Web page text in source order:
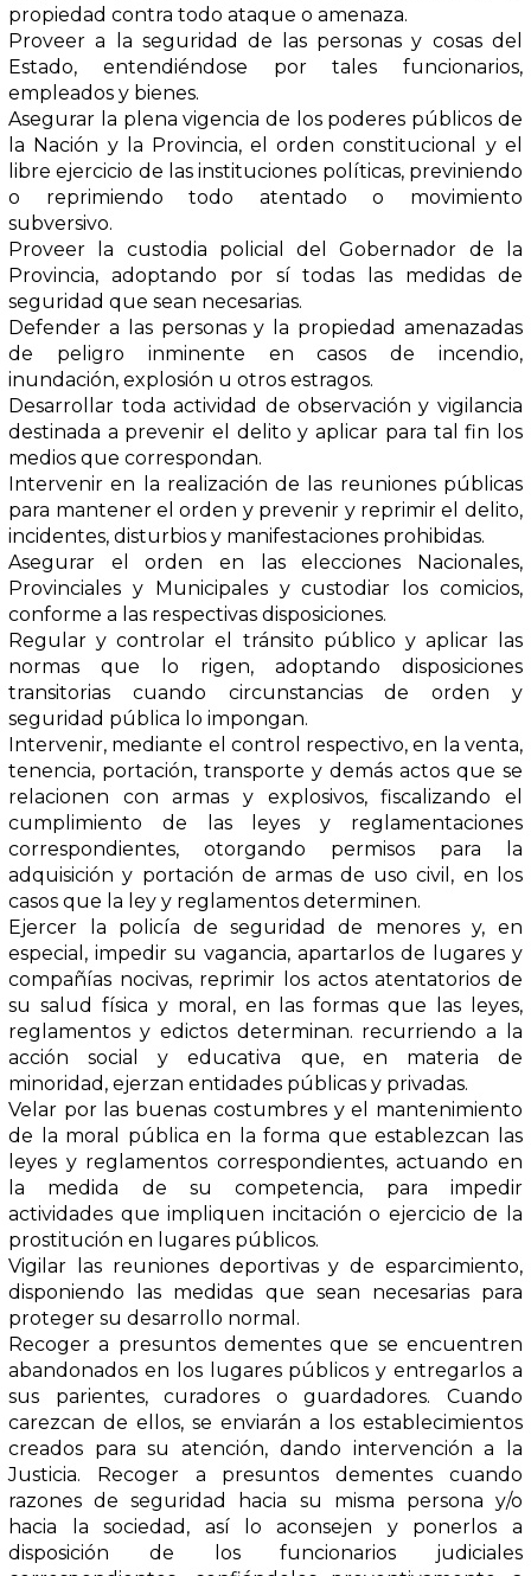
propiedad contra todo ataque o amenaza.
Proveer a la seguridad de las personas y cosas del
Estado, entendiéndose por tales funcionarios,
empleados y bienes.
Asegurar la plena vigencia de los poderes públicos de
la Nación y la Provincia, el orden constitucional y el
libre ejercicio de las instituciones políticas, previniendo
o reprimiendo todo atentado o movimiento
subversivo.
Proveer la custodia policial del Gobernador de la
Provincia, adoptando por sí todas las medidas de
seguridad que sean necesarias.
Defender a las personas y la propiedad amenazadas
de peligro inminente en casos de incendio,
inundación, explosión u otros estragos.
Desarrollar toda actividad de observación y vigilancia
destinada a prevenir el delito y aplicar para tal fin los
medios que correspondan.
Intervenir en la realización de las reuniones públicas
para mantener el orden y prevenir y reprimir el delito,
incidentes, disturbios y manifestaciones prohibidas.
Asegurar el orden en las elecciones Nacionales,
Provinciales y Municipales y custodiar los comicios,
conforme a las respectivas disposiciones.
Regular y controlar el tránsito público y aplicar las
normas que lo rigen, adoptando disposiciones
transitorias cuando circunstancias de orden y
seguridad pública lo impongan.
Intervenir, mediante el control respectivo, en la venta,
tenencia, portación, transporte y demás actos que se
relacionen con armas y explosivos, fiscalizando el
cumplimiento de las leyes y reglamentaciones
correspondientes, otorgando permisos para la
adquisición y portación de armas de uso civil, en los
casos que la ley y reglamentos determinen.
Ejercer la policía de seguridad de menores y, en
especial, impedir su vagancia, apartarlos de lugares y
compañías nocivas, reprimir los actos atentatorios de
su salud física y moral, en las formas que las leyes,
reglamentos y edictos determinan. recurriendo a la
acción social y educativa que, en materia de
minoridad, ejerzan entidades públicas y privadas.
Velar por las buenas costumbres y el mantenimiento
de la moral pública en la forma que establezcan las
leyes y reglamentos correspondientes, actuando en
la medida de su competencia, para impedir
actividades que impliquen incitación o ejercicio de la
prostitución en lugares públicos.
Vigilar las reuniones deportivas y de esparcimiento,
disponiendo las medidas que sean necesarias para
proteger su desarrollo normal.
Recoger a presuntos dementes que se encuentren
abandonados en los lugares públicos y entregarlos a
sus parientes, curadores o guardadores. Cuando
carezcan de ellos, se enviarán a los establecimientos
creados para su atención, dando intervención a la
Justicia. Recoger a presuntos dementes cuando
razones de seguridad hacia su misma persona y/o
hacia la sociedad, así lo aconsejen y ponerlos a
disposición de los funcionarios judiciales